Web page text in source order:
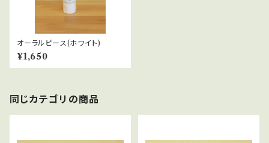
オーラルピース(ホワイト)
¥1,650
同じカテゴリの商品